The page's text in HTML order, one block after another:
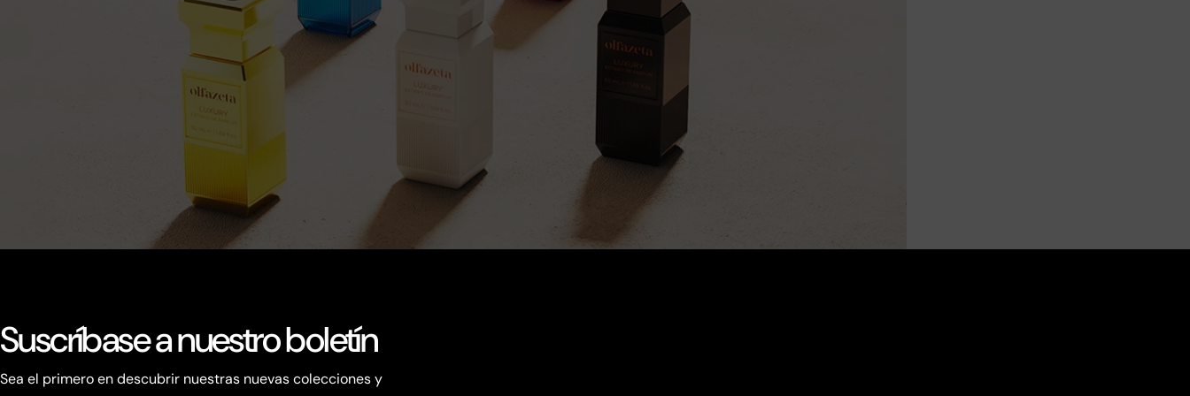
Suscríbase a nuestro boletín
Sea el primero en descubrir nuestras nuevas colecciones y